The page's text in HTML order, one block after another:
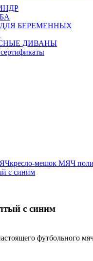
БЕРЕМЕННЫХ
ДИВАНЫ
кресло-мешок МЯЧ
с синим
футбольного